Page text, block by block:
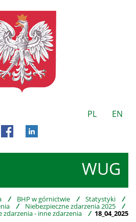
PL EN
WUG
/ BHP w górnictwie / Statystyki /
/ Niebezpieczne zdarzenia 2025 /
zdarzenia - inne zdarzenia / 18_04_2025